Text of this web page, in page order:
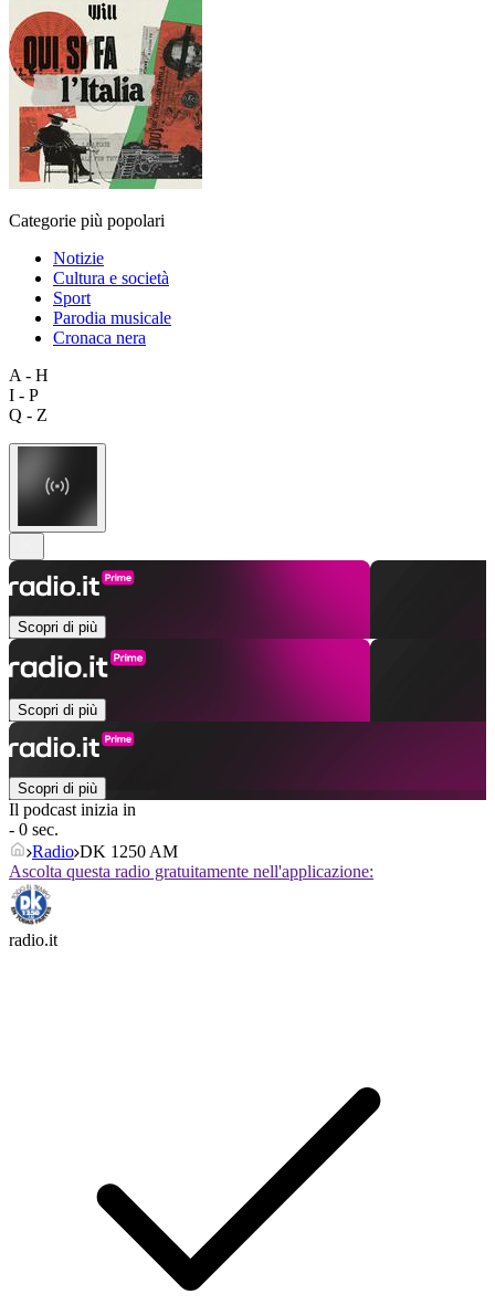
Categorie più popolari
Notizie
Cultura e società
Sport
Parodia musicale
Cronaca nera
A - H
I - P
Q - Z
Scopri di più
Scopri di più
Scopri di più
Il podcast inizia in
- 0 sec.
Radio DK 1250 AM
Ascolta questa radio gratuitamente nell'applicazione:
radio.it